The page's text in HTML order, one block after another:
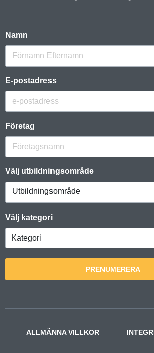
Namn
E-postadress
Företag
Välj utbildningsområde
Utbildningsområde
Välj kategori
PRENUMERERA
ALLMÄNNA VILLKOR